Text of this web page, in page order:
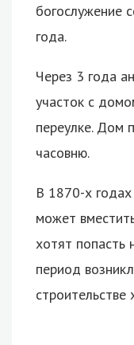
богослужение
года.
Через 3 года
участок с
переулке. Дом
часовню.
В 1870-х
может
хотят попасть
период
строительстве